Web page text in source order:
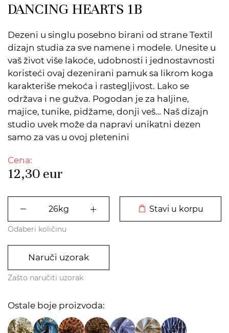
DANCING HEARTS 1B
Dezeni u singlu posebno birani od strane Textil
dizajn studia za sve namene i modele. Unesite u
vaš život više lakoće, udobnosti i jednostavnosti
koristeći ovaj dezenirani pamuk sa likrom koga
karakteriše mekoća i rastegljivost. Lako se
održava i ne gužva. Pogodan je za haljine,
majice, tunike, pidžame, donji veš… Naš dizajn
studio uvek može da napravi unikatni dezen
samo za vas u ovoj pletenini
Cena:
12,30 eur
Stavi u korpu
Odaberi količinu
Naruči uzorak
Zašto naručiti uzorak
Ostale boje proizvoda: